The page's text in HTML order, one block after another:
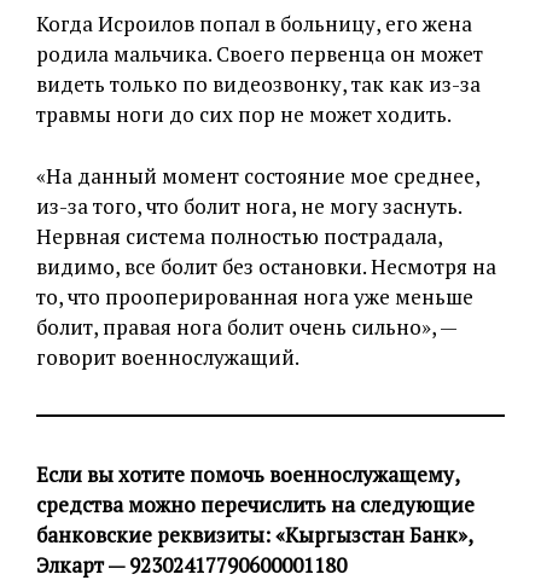
Когда Исроилов попал в больницу, его жена
родила мальчика. Своего первенца он может
видеть только по видеозвонку, так как из-за
травмы ноги до сих пор не может ходить.
«На данный момент состояние мое среднее,
из-за того, что болит нога, не могу заснуть.
Нервная система полностью пострадала,
видимо, все болит без остановки. Несмотря на
то, что прооперированная нога уже меньше
болит, правая нога болит очень сильно», —
говорит военнослужащий.
Если вы хотите помочь военнослужащему,
средства можно перечислить на следующие
банковские реквизиты: «Кыргызстан Банк»,
Элкарт — 92302417790600001180